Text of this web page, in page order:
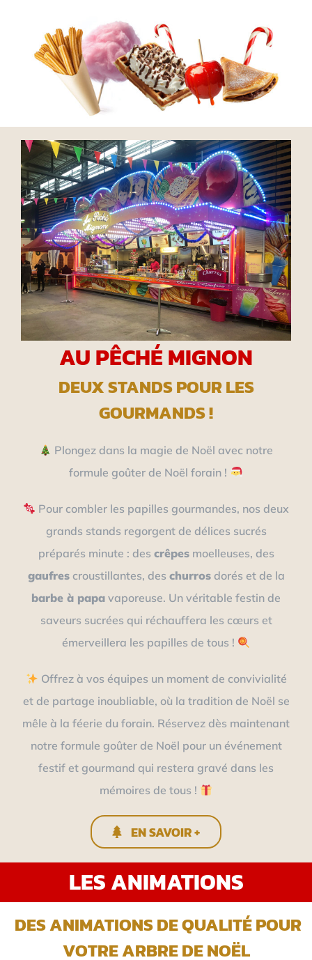
AU PÊCHÉ MIGNON
DEUX STANDS POUR LES
GOURMANDS !
Plongez dans la magie de Noël avec notre
formule goûter de Noël forain !
Pour combler les papilles gourmandes, nos deux
grands stands regorgent de délices sucrés
préparés minute : des crêpesmoelleuses, des
gaufrescroustillantes, des churrosdorés et de la
barbe à papa vaporeuse. Un véritable festin de
saveurs sucrées qui réchauffera les cœurs et
émerveillera les papilles de tous !
Offrez à vos équipes un moment de convivialité
et de partage inoubliable, où la tradition de Noël se
mêle à la féerie du forain. Réservez dès maintenant
notre formule goûter de Noël pour un événement
festif et gourmand qui restera gravé dans les
mémoires de tous !
EN SAVOIR +
LES ANIMATIONS
DES ANIMATIONS DE QUALITÉ POUR
VOTRE ARBRE DE NOËL